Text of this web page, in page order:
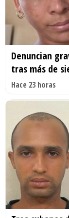
Denuncian
tras más de
Hace 23 horas